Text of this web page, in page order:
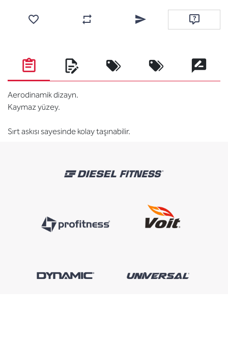
Karşılaştırma listesine ekleArkadaşına e-posta ile
Soru sor
Aerodinamik dizayn.
Kaymaz yüzey.
Sırt askısı sayesinde kolay taşınabilir.